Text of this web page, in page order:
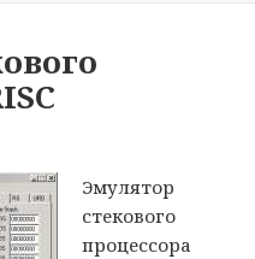
Эмулятор
стекового
процессора